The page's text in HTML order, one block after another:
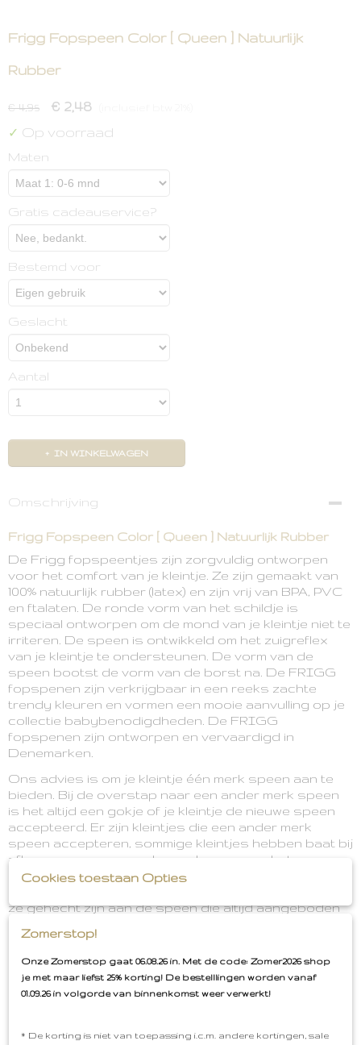
Frigg Fopspeen Color [ Queen ] Natuurlijk
Rubber
€ 4,95 € 2,48
✓ Op voorraad
Maten
Gratis cadeauservice?
Bestemd voor
Geslacht
Aantal
IN WINKELWAGEN
Omschrijving
Frigg Fopspeen Color [ Queen ] Natuurlijk Rubber
De Frigg fopspeentjes zijn zorgvuldig ontworpen
voor het comfort van je kleintje. Ze zijn gemaakt van
100% natuurlijk rubber (latex) en zijn vrij van BPA, PVC
en ftalaten. De ronde vorm van het schildje is
speciaal ontworpen om de mond van je kleintje niet te
irriteren. De speen is ontwikkeld om het zuigreflex
van je kleintje te ondersteunen. De vorm van de
speen bootst de vorm van de borst na. De FRIGG
fopspenen zijn verkrijgbaar in een reeks zachte
trendy kleuren en vormen een mooie aanvulling op je
collectie babybenodigdheden. De FRIGG
fopspenen zijn ontworpen en vervaardigd in
Denemarken.
Ons advies is om je kleintje één merk speen aan te
bieden. Bij de overstap naar een ander merk speen
is het altijd een gokje of je kleintje de nieuwe speen
accepteerd. Er zijn kleintjes die een ander merk
speen accepteren, sommige kleintjes hebben baat bij
afbouwen van een ander merk speen en het
opbouwen van een nieuw merk speen. Er zijn ook
ze gehecht zijn aan de speen die altijd aangeboden
dezelfde vorm speen hebben. Kan er om deze reden
gemakkelijk afgewisseld worden. Bij de klanten die dit
geprobeerd hebben verliep dit moeiteloos.
Gebruiksinstructies
Cookies toestaan Opties
Zomerstop!
Onze Zomerstop gaat 06.08.26 in. Met de code: Zomer2026 shop
je met maar liefst 25% korting! De bestelllingen worden vanaf
01.09.26 in volgorde van binnenkomst weer verwerkt!
* De korting is niet van toepassing i.c.m. andere kortingen, sale